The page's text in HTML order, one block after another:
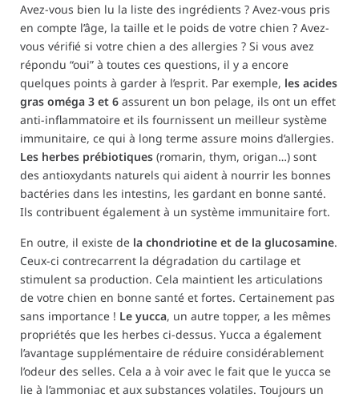
Avez-vous bien lu la liste des ingrédients ? Avez-vous pris
en compte l’âge, la taille et le poids de votre chien ? Avez-
vous vérifié si votre chien a des allergies ? Si vous avez
répondu “oui” à toutes ces questions, il y a encore
quelques points à garder à l’esprit. Par exemple, les acides
gras oméga 3 et 6 assurent un bon pelage, ils ont un effet
anti-inflammatoire et ils fournissent un meilleur système
immunitaire, ce qui à long terme assure moins d’allergies.
Les herbes prébiotiques (romarin, thym, origan…) sont
des antioxydants naturels qui aident à nourrir les bonnes
bactéries dans les intestins, les gardant en bonne santé.
Ils contribuent également à un système immunitaire fort.
En outre, il existe de la chondriotine et de la glucosamine.
Ceux-ci contrecarrent la dégradation du cartilage et
stimulent sa production. Cela maintient les articulations
de votre chien en bonne santé et fortes. Certainement pas
sans importance ! Le yucca, un autre topper, a les mêmes
propriétés que les herbes ci-dessus. Yucca a également
l’avantage supplémentaire de réduire considérablement
l’odeur des selles. Cela a à voir avec le fait que le yucca se
lie à l’ammoniac et aux substances volatiles. Toujours un